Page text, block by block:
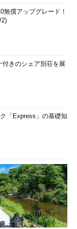
無償アップグレード！
2)
きのシェア別荘を展
「Express」の基礎知